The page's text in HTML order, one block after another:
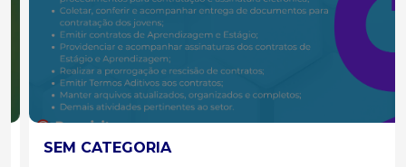
SEM CATEGORIA